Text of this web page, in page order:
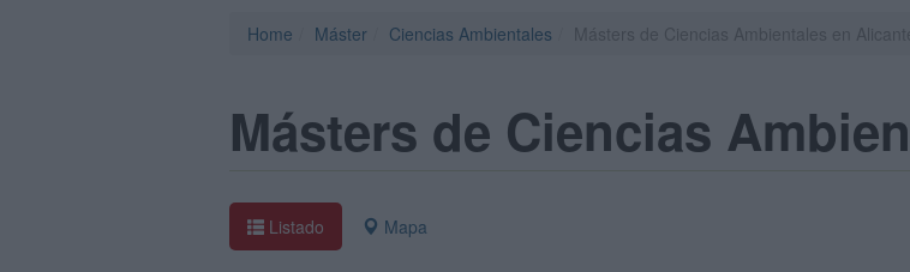
Home Máster Ciencias Ambientales
Másters de Ciencias
Listado Mapa